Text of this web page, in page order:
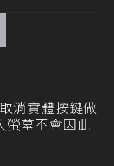
消實體按鍵做
幕不會因此